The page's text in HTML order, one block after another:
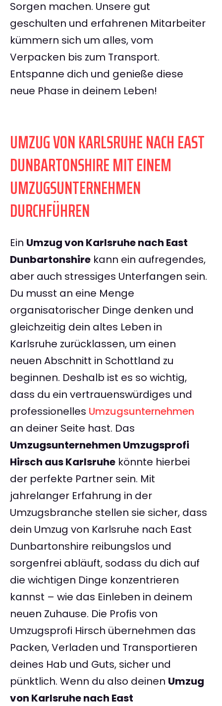
Sorgen machen. Unsere gut
geschulten und erfahrenen Mitarbeiter
kümmern sich um alles, vom
Verpacken bis zum Transport.
Entspanne dich und genieße diese
neue Phase in deinem Leben!
UMZUG VON KARLSRUHE NACH EAST
DUNBARTONSHIRE MIT EINEM
UMZUGSUNTERNEHMEN
DURCHFÜHREN
Ein Umzug von Karlsruhe nach East
Dunbartonshire kann ein aufregendes,
aber auch stressiges Unterfangen sein.
Du musst an eine Menge
organisatorischer Dinge denken und
gleichzeitig dein altes Leben in
Karlsruhe zurücklassen, um einen
neuen Abschnitt in Schottland zu
beginnen. Deshalb ist es so wichtig,
dass du ein vertrauenswürdiges und
professionelles Umzugsunternehmen
an deiner Seite hast. Das
Umzugsunternehmen Umzugsprofi
Hirsch aus Karlsruhe könnte hierbei
der perfekte Partner sein. Mit
jahrelanger Erfahrung in der
Umzugsbranche stellen sie sicher, dass
dein Umzug von Karlsruhe nach East
Dunbartonshire reibungslos und
sorgenfrei abläuft, sodass du dich auf
die wichtigen Dinge konzentrieren
kannst – wie das Einleben in deinem
neuen Zuhause. Die Profis von
Umzugsprofi Hirsch übernehmen das
Packen, Verladen und Transportieren
deines Hab und Guts, sicher und
pünktlich. Wenn du also deinen Umzug
von Karlsruhe nach East